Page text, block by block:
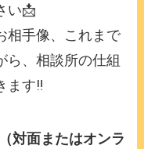
い📩
相手像、これまで
ら、相談所の仕組
ます‼️
対面またはオンラ